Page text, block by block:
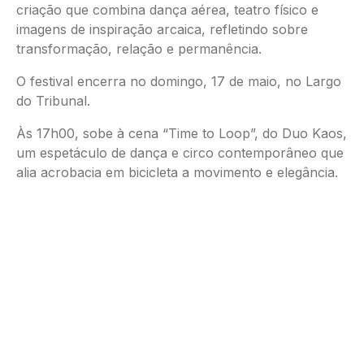
criação que combina dança aérea, teatro físico e
imagens de inspiração arcaica, refletindo sobre
transformação, relação e permanência.
O festival encerra no domingo, 17 de maio, no Largo
do Tribunal.
Às 17h00, sobe à cena “Time to Loop”, do Duo Kaos,
um espetáculo de dança e circo contemporâneo que
alia acrobacia em bicicleta a movimento e elegância.